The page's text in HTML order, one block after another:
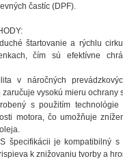
častíc (DPF).
štartovanie a rýchlu
čím sú efektívne
v náročných
vysokú mieru ochrany
s použitím technológie
motora, čo umožňuje
špecifikácii je kompatibilný s
k znižovaniu tvorby a